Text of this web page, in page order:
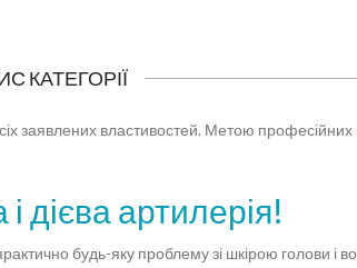
КАТЕГОРІЇ
заявлених властивостей. Метою
дієва артилерія!
будь-яку проблему зі шкірою голови